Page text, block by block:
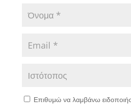
Επιθυμώ να λαμβάνω